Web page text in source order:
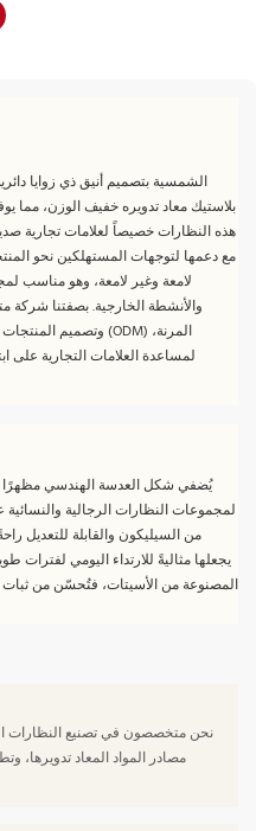
بلاستيك معاد تدويره خفيف الوزن، مما
هذه النظارات خصيصاً لعلامات تجارية
مع دعمها لتوجهات المستهلكين نحو
لامعة وغير لامعة، وهو مناسب
والأنشطة الخارجية. بصفتنا شركة
لمساعدة العلامات التجارية على
يُضفي شكل العدسة الهندسي مظهرًا
لمجموعات النظارات الرجالية
من السيليكون والقابلة للتعديل
يجعلها مثاليةً للارتداء اليومي لفترات
المصنوعة من الأسيتات، فتُحسّن من ثبات
نحن متخصصون في تصنيع النظارات
مصادر المواد المعاد تدويرها،